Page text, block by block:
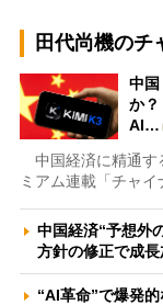
田代尚機のチ
中
か
AI…
中国経済に精通す
ミアム連載「チャ
中国経済“予想外
方針の修正で成
“AI革命”で爆発